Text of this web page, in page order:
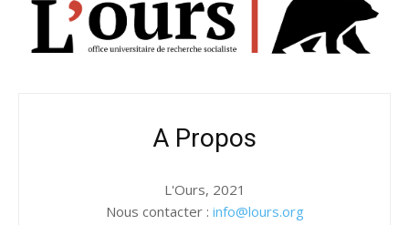
A Propos
L'Ours, 2021
Nous contacter : info@lours.org